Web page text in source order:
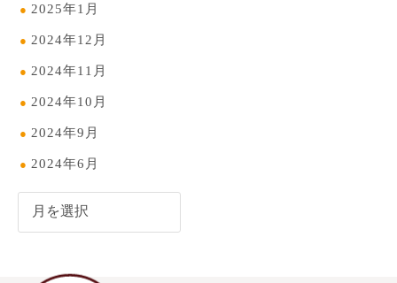
2025年1月
2024年12月
2024年11月
2024年10月
2024年9月
2024年6月